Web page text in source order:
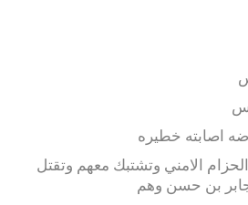
اصابته خطيره
الامني وتشتبك معهم وتقتل
بن حسن وهم